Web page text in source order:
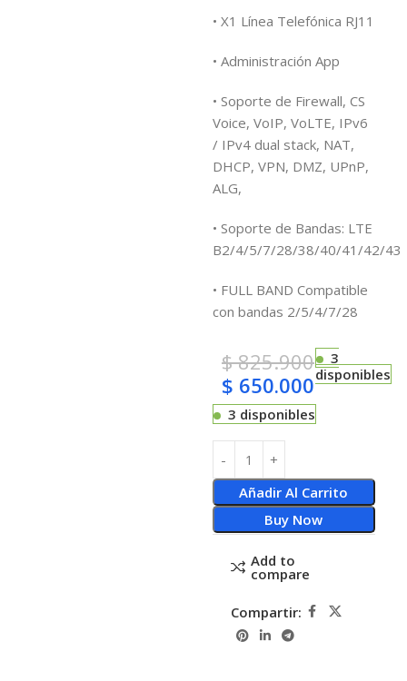
• X1 Línea Telefónica RJ11
• Administración App
• Soporte de Firewall, CS
Voice, VoIP, VoLTE, IPv6
/ IPv4 dual stack, NAT,
DHCP, VPN, DMZ, UPnP,
ALG,
• Soporte de Bandas: LTE
B2/4/5/7/28/38/40/41/42/43
• FULL BAND Compatible
con bandas 2/5/4/7/28
$825.900
$ 650.000
3
disponibles
3 disponibles
Añadir Al Carrito
Buy Now
Add to
compare
Compartir: